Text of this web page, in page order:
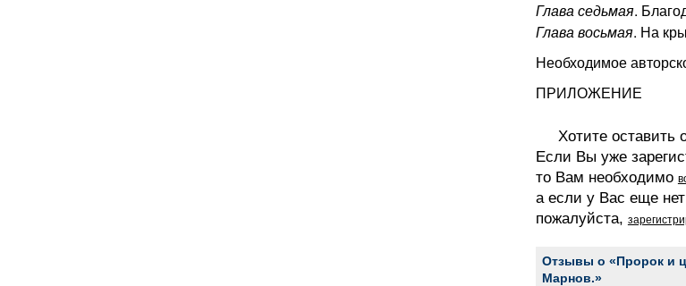
Глава седьмая.
Глава восьмая. На
Необходимое
ПРИЛОЖЕНИЕ
Хотите оставить
Если Вы уже
то Вам необходимо
а если у Вас еще
пожалуйста,
Отзывы о «Пророк и
Марнов.»